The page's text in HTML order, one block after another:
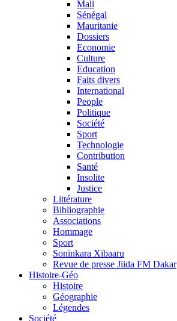
Mali
Sénégal
Mauritanie
Dossiers
Economie
Culture
Education
Faits divers
International
People
Politique
Société
Sport
Technologie
Contribution
Santé
Insolite
Justice
Littérature
Bibliographie
Associations
Hommage
Sport
Soninkara Xibaaru
Revue de presse Jiida FM Dakar
Histoire-Géo
Histoire
Géographie
Légendes
Société